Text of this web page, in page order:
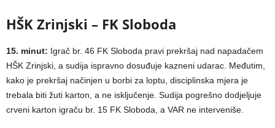
HŠK Zrinjski – FK Sloboda
15. minut: Igrač br. 46 FK Sloboda pravi prekršaj nad napadačem
HŠK Zrinjski, a sudija ispravno dosuđuje kazneni udarac. Međutim,
kako je prekršaj načinjen u borbi za loptu, disciplinska mjera je
trebala biti žuti karton, a ne isključenje. Sudija pogrešno dodjeljuje
crveni karton igraču br. 15 FK Sloboda, a VAR ne interveniše.